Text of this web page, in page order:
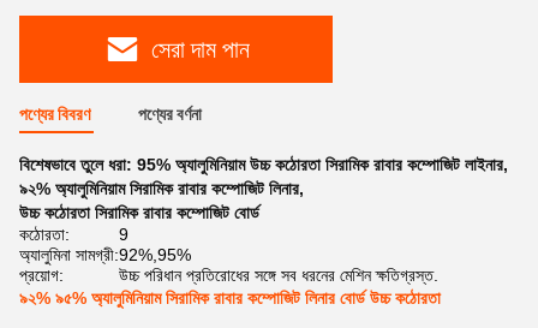
সেরা দাম পান
পণ্যের বিবরণ পণ্যের বর্ণনা
বিশেষভাবে তুলে ধরা: 95% অ্যালুমিনিয়াম উচ্চ কঠোরতা সিরামিক রাবার কম্পোজিট লাইনার,
৯২% অ্যালুমিনিয়াম সিরামিক রাবার কম্পোজিট লিনার,
উচ্চ কঠোরতা সিরামিক রাবার কম্পোজিট বোর্ড
কঠোরতা:
9
অ্যালুমিনা সামগ্রী:92%,95%
প্রয়োগ:
উচ্চ পরিধান প্রতিরোধের সঙ্গে সব ধরনের মেশিন ক্ষতিগ্রস্ত.
৯২% ৯৫% অ্যালুমিনিয়াম সিরামিক রাবার কম্পোজিট লিনার বোর্ড উচ্চ কঠোরতা